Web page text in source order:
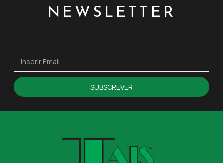
NEWSLETTER
SUBSCREVER